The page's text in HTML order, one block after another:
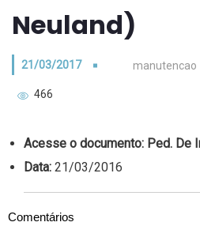
Neuland)
21/03/2017 manutencao
466
Acesse o documento: Ped. De
Data: 21/03/2016
Comentários